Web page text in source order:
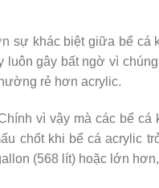
sự khác biệt giữa bể cá
gây bất ngờ vì
rẻ hơn acrylic.
vì vậy mà các bể cá
chốt khi bể cá acrylic
(568 lít) hoặc lớn